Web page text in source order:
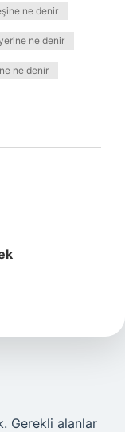
ne denir
ne denir
ne denir
Gerekli alanlar